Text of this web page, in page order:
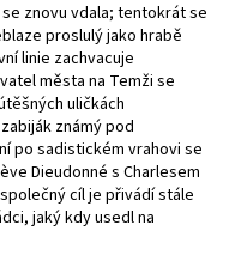
znovu vdala; tentokrát se
proslulý jako hrabě
linie zachvacuje
města na Temži se
uličkách
známý pod
po sadistickém vrahovi se
Dieudonné s Charlesem
cíl je přivádí stále
jaký kdy usedl na